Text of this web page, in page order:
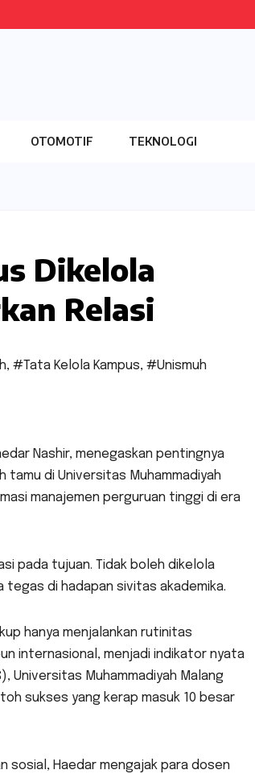
OTOMOTIF TEKNOLOGI
Dikelola
Relasi
, #Tata Kelola Kampus, #Unismuh
Nashir, menegaskan pentingnya
tamu di Universitas Muhammadiyah
manajemen perguruan tinggi di era
pada tujuan. Tidak boleh dikelola
di hadapan sivitas akademika.
hanya menjalankan rutinitas
internasional, menjadi indikator nyata
Universitas Muhammadiyah Malang
sukses yang kerap masuk 10 besar
sosial, Haedar mengajak para dosen